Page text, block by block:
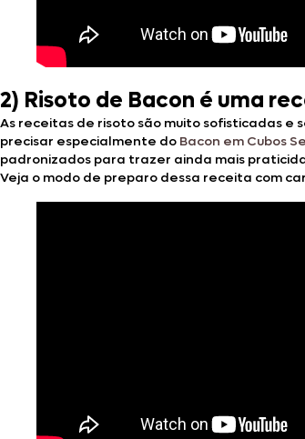
2) Risoto de Bacon é uma
As receitas de risoto são muito sofisticadas e
precisar especialmente do Bacon em Cubos
padronizados para trazer ainda mais
Veja o modo de preparo dessa receita com